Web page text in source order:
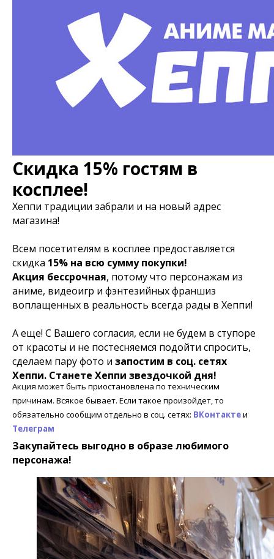
Скидка 15% гостям в
косплее!
Хеппи традиции забрали и на новый адрес
магазина!
Всем посетителям в косплее предоставляется
скидка 15% на всю сумму покупки!
Акция бессрочная, потому что персонажам из
аниме, видеоигр и фэнтезийных франшиз
воплащенных в реальность всегда рады в Хеппи!
А еще! С Вашего согласия, если не будем в ступоре
от красоты и не постесняемся подойти спросить,
сделаем пару фото и запостим в соц. сетях
Хеппи. Станете Хеппи звездочкой дня!
Акция может быть приостановлена по техническим
причинам. Всякое бывает. Если такое произойдет, то
обязательно сообщим отдельно в соц. сетях: ВКонтактеи
Телеграм
Закупайтесь выгодно в образе любимого
персонажа!